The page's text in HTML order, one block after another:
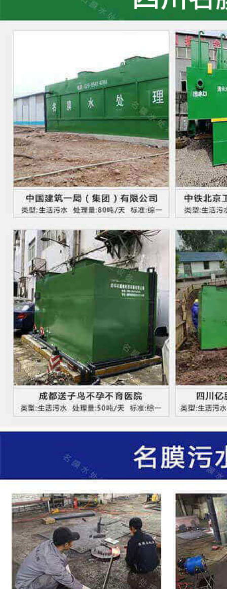
凉山州（李经理）2个小时前 137... 30吨医疗污水处理设
广安（祝总）10分钟前 155... 1000吨污水处理厂咨
10吨豆制品污水一体化设
50吨养猪污水处理报价
成都（吴经理）1天前 159... 100吨脱硫污水处理设备报
泸州（朱经理）5天前 182... 30吨生活污水处理设备合